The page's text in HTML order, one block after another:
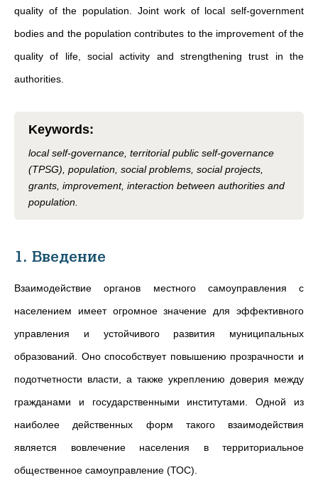
quality of the population. Joint work of local self-government
bodies and the population contributes to the improvement of the
quality of life, social activity and strengthening trust in the
authorities.
Keywords:
local self-governance, territorial public self-governance
(TPSG), population, social problems, social projects,
grants, improvement, interaction between authorities and
population.
1. Введение
Взаимодействие органов местного самоуправления с
населением имеет огромное значение для эффективного
управления и устойчивого развития муниципальных
образований. Оно способствует повышению прозрачности и
подотчетности власти, а также укреплению доверия между
гражданами и государственными институтами. Одной из
наиболее действенных форм такого взаимодействия
является вовлечение населения в территориальное
общественное самоуправление (ТОС).